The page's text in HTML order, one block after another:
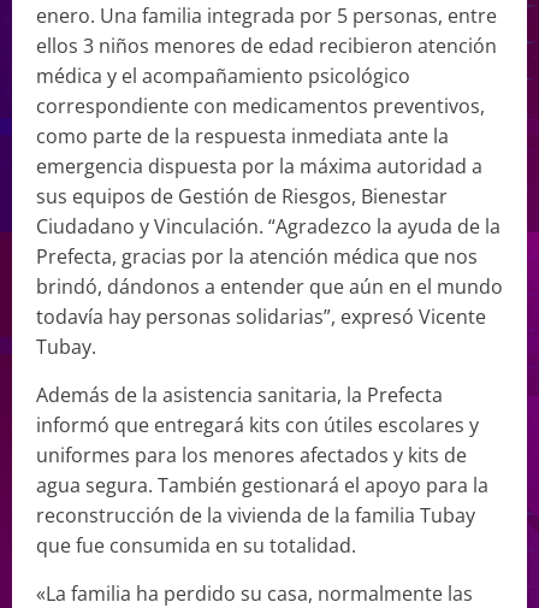
enero. Una familia integrada por 5 personas, entre
ellos 3 niños menores de edad recibieron atención
médica y el acompañamiento psicológico
correspondiente con medicamentos preventivos,
como parte de la respuesta inmediata ante la
emergencia dispuesta por la máxima autoridad a
sus equipos de Gestión de Riesgos, Bienestar
Ciudadano y Vinculación. “Agradezco la ayuda de la
Prefecta, gracias por la atención médica que nos
brindó, dándonos a entender que aún en el mundo
todavía hay personas solidarias”, expresó Vicente
Tubay.
Además de la asistencia sanitaria, la Prefecta
informó que entregará kits con útiles escolares y
uniformes para los menores afectados y kits de
agua segura. También gestionará el apoyo para la
reconstrucción de la vivienda de la familia Tubay
que fue consumida en su totalidad.
«La familia ha perdido su casa, normalmente las